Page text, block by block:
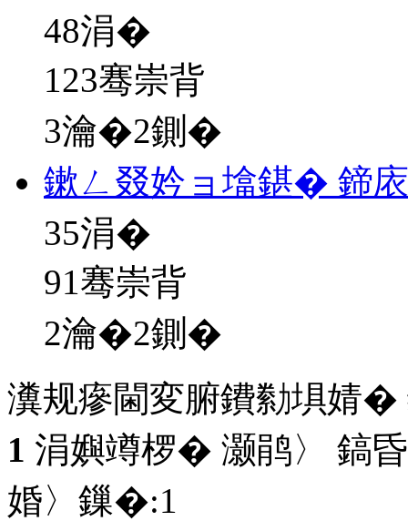
48涓�
123骞崇背
3瀹�2鍘�
鏉ㄥ叕妗ョ墖鍖� 鍗
35涓�
91骞崇背
2瀹�2鍘�
瀵规瘮閫変腑鐨勬埧婧�
1 涓嬩竴椤� 灏鹃〉 鎬
婚〉鏁�:1